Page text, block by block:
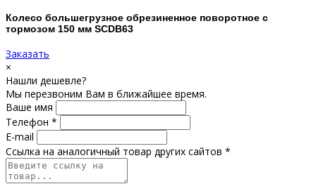
Колесо большегрузное обрезиненное поворотное с
тормозом 150 мм SCDB63
Заказать
×
Нашли дешевле?
Мы перезвоним Вам в ближайшее время.
Ваше имя
Телефон *
E-mail
Ссылка на аналогичный товар других сайтов *